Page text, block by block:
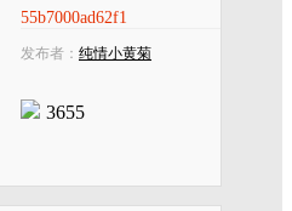
55b7000ad62f1
发布者： 纯情小黄菊
3655